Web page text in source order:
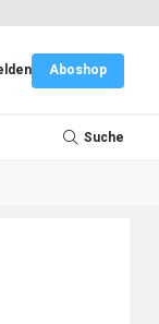
Aboshop
Suche